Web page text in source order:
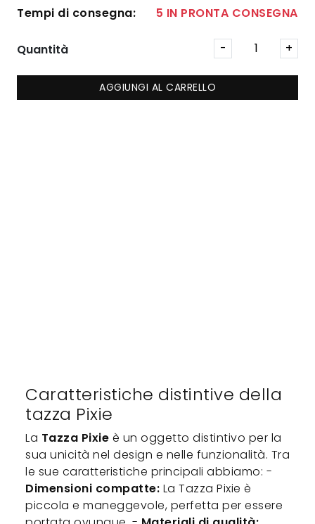
Caratteristiche distintive della
tazza Pixie
La Tazza Pixie è un oggetto distintivo per la
sua unicità nel design e nelle funzionalità. Tra
le sue caratteristiche principali abbiamo: -
Dimensioni compatte: La Tazza Pixie è
piccola e maneggevole, perfetta per essere
Tempi di consegna: 5 IN PRONTA CONSEGNA
Quantità
AGGIUNGI AL CARRELLO